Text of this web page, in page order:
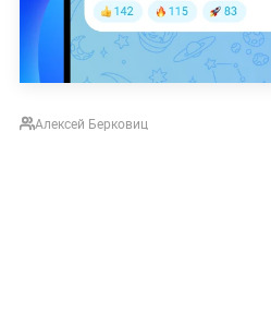
Алексей Берковиц